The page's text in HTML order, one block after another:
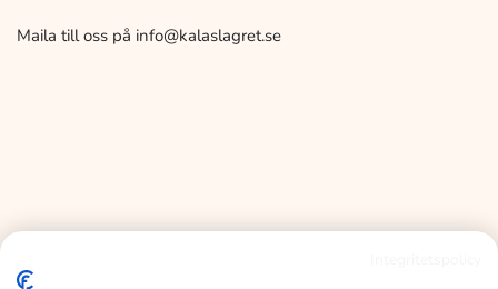
Maila till oss på info@kalaslagret.se